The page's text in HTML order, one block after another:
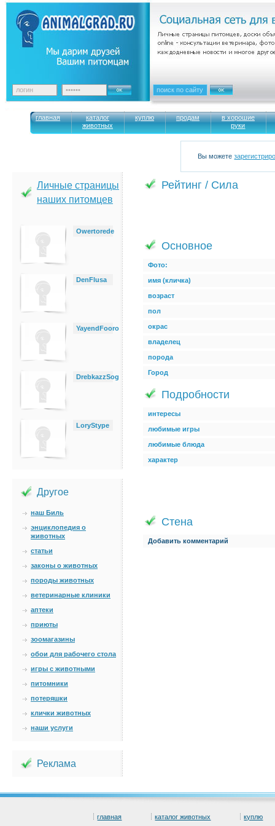
главная
каталог
животных
куплю продам
в хорошие
руки
Вы можете
Личные страницы
наших питомцев
Owertorede
DenFlusa
YayendFooro
DrebkazzSog
LoryStype
Другое
наш Биль
энциклопедия о
животных
статьи
законы о животных
породы животных
ветеринарные клиники
аптеки
приюты
зоомагазины
обои для рабочего стола
игры с животными
питомники
потеряшки
клички животных
наши услуги
Реклама
Рейтинг / Сила
Основное
Фото:
имя (кличка)
возраст
пол
окрас
владелец
порода
Город
Подробности
интересы
любимые игры
любимые блюда
характер
Стена
Добавить комментарий
главная каталог животных куплю